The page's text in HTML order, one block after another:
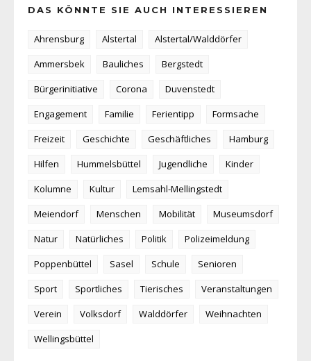
DAS KÖNNTE SIE AUCH INTERESSIEREN
Ahrensburg Alstertal
Alstertal/Walddörfer
Ammersbek
Bauliches
Bergstedt
Bürgerinitiative
Corona
Duvenstedt
Engagement
Familie Ferientipp
Formsache
Freizeit
Geschichte Geschäftliches
Hamburg
Hilfen
Hummelsbüttel Jugendliche
Kinder
Kolumne
Kultur
Lemsahl-Mellingstedt
Meiendorf
Menschen Mobilität
Museumsdorf
Natur
Natürliches Politik
Polizeimeldung
Poppenbüttel
Sasel Schule
Senioren
Sport
Sportliches Tierisches
Veranstaltungen
Verein
Volksdorf Walddörfer
Weihnachten
Wellingsbüttel